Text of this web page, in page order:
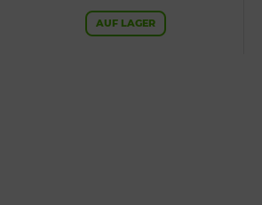
AUF LAGER